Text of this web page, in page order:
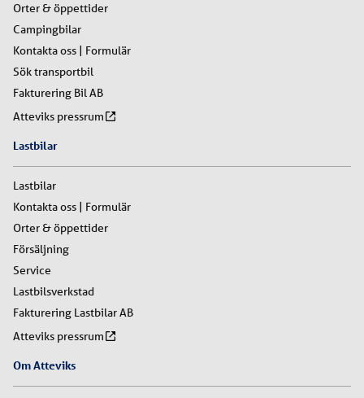
Orter & öppettider
Campingbilar
Kontakta oss | Formulär
Sök transportbil
Fakturering Bil AB
Atteviks pressrum
Lastbilar
Lastbilar
Kontakta oss | Formulär
Orter & öppettider
Försäljning
Service
Lastbilsverkstad
Fakturering Lastbilar AB
Atteviks pressrum
Om Atteviks